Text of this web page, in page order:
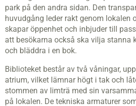
park på den andra sidan. Den
huvudgång leder rakt genom lokalen
skapar öppenhet och inbjuder till
att besökarna också ska vilja stanna
och bläddra i en bok.
Biblioteket består av två våningar,
atrium, vilket lämnar högt i tak och
stommen av limträ med sin
på lokalen. De tekniska armaturer